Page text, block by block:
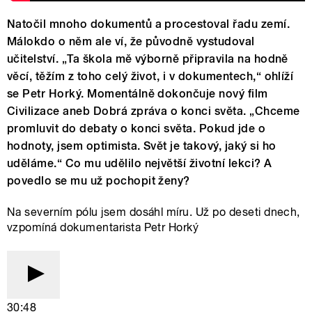
Natočil mnoho dokumentů a procestoval řadu zemí.
Málokdo o něm ale ví, že původně vystudoval
učitelství. „Ta škola mě výborně připravila na hodně
věcí, těžím z toho celý život, i v dokumentech,“ ohlíží
se Petr Horký. Momentálně dokončuje nový film
Civilizace aneb Dobrá zpráva o konci světa. „Chceme
promluvit do debaty o konci světa. Pokud jde o
hodnoty, jsem optimista. Svět je takový, jaký si ho
uděláme.“ Co mu udělilo největší životní lekci? A
povedlo se mu už pochopit ženy?
Na severním pólu jsem dosáhl míru. Už po deseti dnech,
vzpomíná dokumentarista Petr Horký
30:48